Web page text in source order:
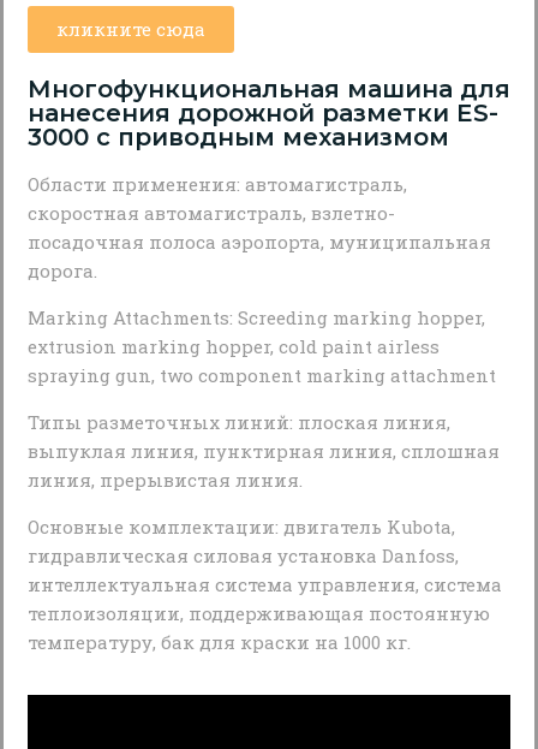
кликните сюда
Многофункциональная машина для
нанесения дорожной разметки ES-
3000 с приводным механизмом
Области применения: автомагистраль,
скоростная автомагистраль, взлетно-
посадочная полоса аэропорта, муниципальная
дорога.
Marking Attachments: Screeding marking hopper,
extrusion marking hopper, cold paint airless
spraying gun, two component marking attachment
Типы разметочных линий: плоская линия,
выпуклая линия, пунктирная линия, сплошная
линия, прерывистая линия.
Основные комплектации: двигатель Kubota,
гидравлическая силовая установка Danfoss,
интеллектуальная система управления, система
теплоизоляции, поддерживающая постоянную
температуру, бак для краски на 1000 кг.